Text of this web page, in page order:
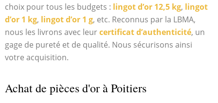
choix pour tous les budgets : lingot d’or 12,5 kg, lingot
d’or 1 kg, lingot d’or 1 g, etc. Reconnus par la LBMA,
nous les livrons avec leurcertificat d’authenticité, un
gage de pureté et de qualité. Nous sécurisons ainsi
votre acquisition.
Achat de pièces d'or à Poitiers